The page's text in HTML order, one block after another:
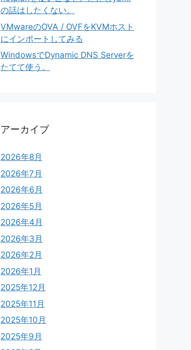
の話はしたくない。
VMwareのOVA / OVFをKVMホスト
にインポートしてみる
WindowsでDynamic DNS Serverを
たてて使う。
アーカイブ
2026年8月
2026年7月
2026年6月
2026年5月
2026年4月
2026年3月
2026年2月
2026年1月
2025年12月
2025年11月
2025年10月
2025年9月